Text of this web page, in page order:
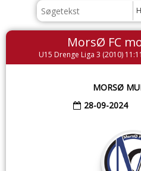
MorsØ FC
U15 Drenge Liga 3 (2010)
MORSØ
28-09-2024